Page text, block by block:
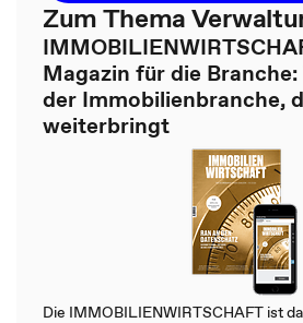
Zum Thema
Magazin für die Branche:
der Immobilienbranche,
weiterbringt
Die IMMOBILIENWIRTSCHAFT ist